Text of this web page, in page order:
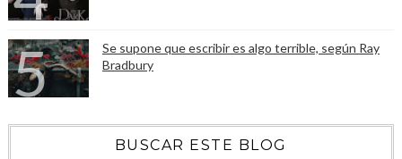
Se supone que escribir es algo terrible, según Ray
Bradbury
BUSCAR ESTE BLOG